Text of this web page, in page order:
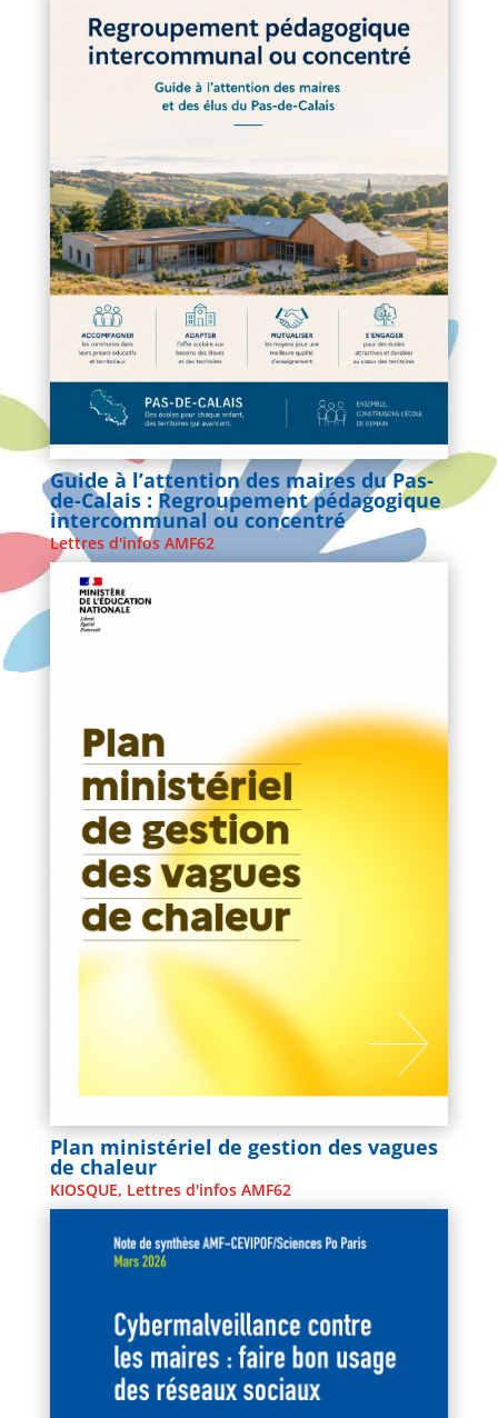
Guide à l’attention des maires du Pas-
de-Calais : Regroupement pédagogique
intercommunal ou concentré
Lettres d'infos AMF62
Plan ministériel de gestion des vagues
de chaleur
KIOSQUE, Lettres d'infos AMF62